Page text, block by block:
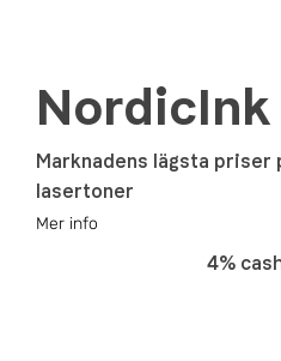
NordicInk
Marknadens lägsta priser
lasertoner
Mer info
4%